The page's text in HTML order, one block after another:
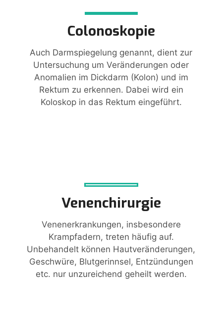
Colonoskopie
Auch Darmspiegelung genannt, dient zur
Untersuchung um Veränderungen oder
Anomalien im Dickdarm (Kolon) und im
Rektum zu erkennen. Dabei wird ein
Koloskop in das Rektum eingeführt.
Venenchirurgie
Venenerkrankungen, insbesondere
Krampfadern, treten häufig auf.
Unbehandelt können Hautveränderungen,
Geschwüre, Blutgerinnsel, Entzündungen
etc. nur unzureichend geheilt werden.